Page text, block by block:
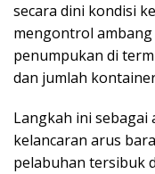
secara dini kondisi
mengontrol
penumpukan di
dan jumlah
Langkah ini sebagai
kelancaran arus
pelabuhan tersibuk